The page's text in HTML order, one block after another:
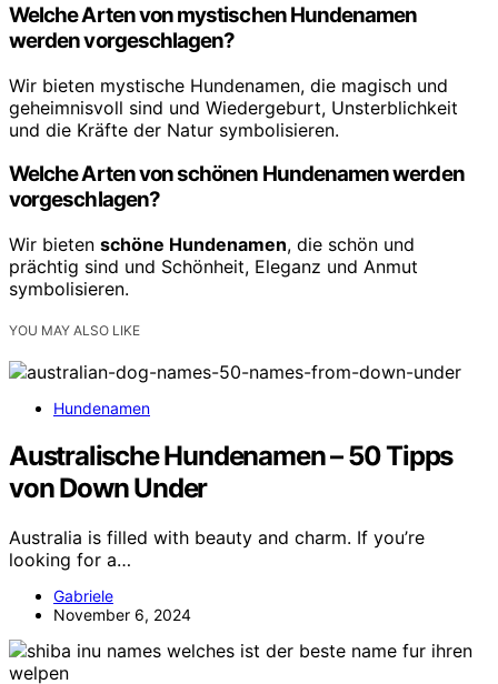
Welche Arten von mystischen Hundenamen
werden vorgeschlagen?
Wir bieten mystische Hundenamen, die magisch und
geheimnisvoll sind und Wiedergeburt, Unsterblichkeit
und die Kräfte der Natur symbolisieren.
Welche Arten von schönen Hundenamen werden
vorgeschlagen?
Wir bieten schöne Hundenamen, die schön und
prächtig sind und Schönheit, Eleganz und Anmut
symbolisieren.
YOU MAY ALSO LIKE
Hundenamen
Australische Hundenamen – 50 Tipps
von Down Under
Australia is filled with beauty and charm. If you’re
looking for a…
Gabriele
November 6, 2024